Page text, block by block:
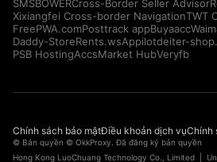
SMSBOWERCross-Border Seller Advisor
Xixiangfei Cross-border NavigationTWT
FreePWA.comPosttrack appBuyaacc
Daddy-StoreRents.wsAppilotdeiter-
PSB HostingAccsMarket HubVeryfb
Chính sách bảo mậtĐiều khoản dịch vụChính
© Bản quyền © OkkProxy. Đã đăng ký bản quyền
Hong Kong LuoChuang Technology Co., Limited |